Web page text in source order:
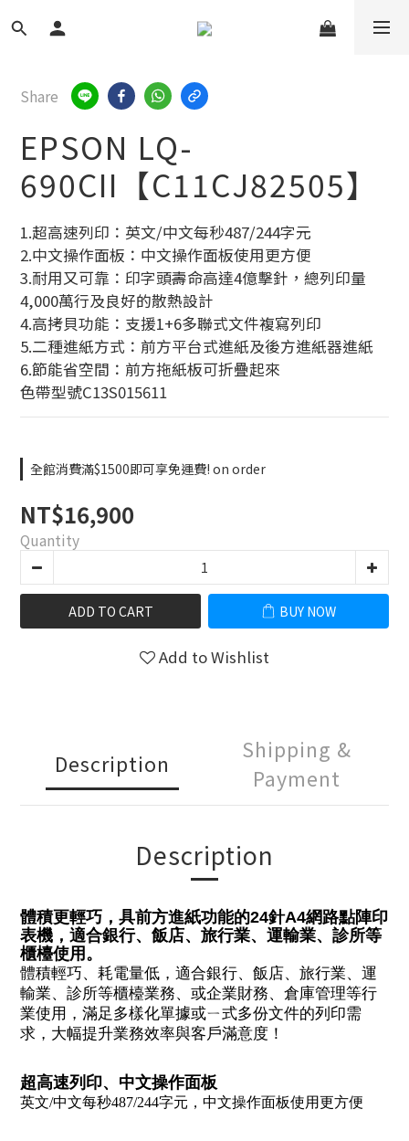
Share
EPSON LQ-
690CII【C11CJ82505】
1.超高速列印：英文/中文每秒487/244字元
2.中文操作面板：中文操作面板使用更方便
3.耐用又可靠：印字頭壽命高達4億擊針，總列印量
4,000萬行及良好的散熱設計
4.高拷貝功能：支援1+6多聯式文件複寫列印
5.二種進紙方式：前方平台式進紙及後方進紙器進紙
6.節能省空間：前方拖紙板可折疊起來
色帶型號C13S015611
全館消費滿$1500即可享免運費! on order
NT$16,900
Quantity
ADD TO CART BUY NOW
Add to Wishlist
Description
Shipping &
Payment
Description
體積更輕巧，具前方進紙功能的24針A4網路點陣印
表機，適合銀行、飯店、旅行業、運輸業、診所等
櫃檯使用。
體積輕巧、耗電量低，適合銀行、飯店、旅行業、運
輸業、診所等櫃檯業務、或企業財務、倉庫管理等行
業使用，滿足多樣化單據或ㄧ式多份文件的列印需
求，大幅提升業務效率與客戶滿意度！
超高速列印、中文操作面板
英文/中文每秒487/244字元，中文操作面板使用更方便